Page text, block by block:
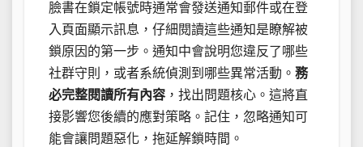
臉書在鎖定帳號時通常會發送通知郵件或在登
入頁面顯示訊息，仔細閱讀這些通知是瞭解被
鎖原因的第一步。通知中會說明您違反了哪些
社群守則，或者系統偵測到哪些異常活動。 務
必完整閱讀所有內容 ，找出問題核心。這將直
接影響您後續的應對策略。記住，忽略通知可
能會讓問題惡化，拖延解鎖時間。